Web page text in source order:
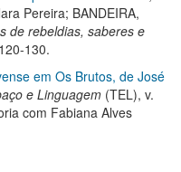
Pereira; BANDEIRA,
de rebeldias, saberes e
130.
em Os Brutos, de José
e Linguagem (TEL), v.
com Fabiana Alves